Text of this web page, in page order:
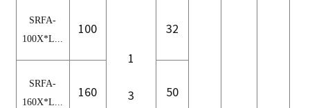
1
3
SRFA-
100X*L...
100 32
SRFA-
160X*L...
160 50